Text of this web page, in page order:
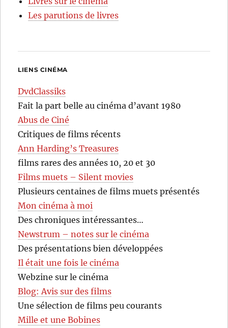
Les parutions de livres
LIENS CINÉMA
DvdClassiks
Fait la part belle au cinéma d’avant 1980
Abus de Ciné
Critiques de films récents
Ann Harding’s Treasures
films rares des années 10, 20 et 30
Films muets – Silent movies
Plusieurs centaines de films muets présentés
Mon cinéma à moi
Des chroniques intéressantes…
Newstrum – notes sur le cinéma
Des présentations bien développées
Il était une fois le cinéma
Webzine sur le cinéma
Blog: Avis sur des films
Une sélection de films peu courants
Mille et une Bobines